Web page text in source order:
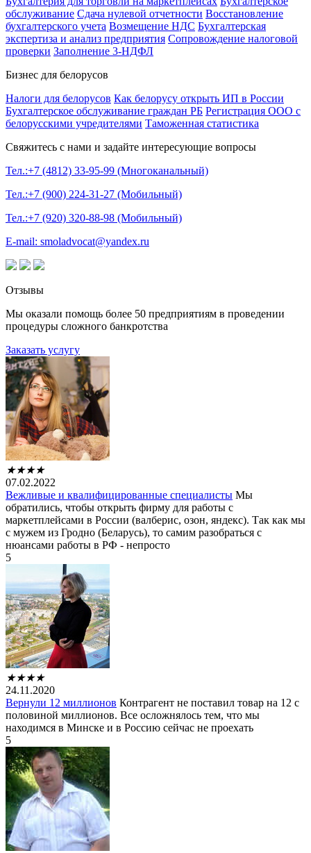
обслуживание Сдача нулевой отчетности Восстановление
бухгалтерского учета Возмещение НДС Бухгалтерская
экспертиза и анализ предприятия Сопровождение налоговой
проверки Заполнение 3-НДФЛ
Бизнес для белорусов
Налоги для белорусов Как белорусу открыть ИП в России
Бухгалтерское обслуживание граждан РБ Регистрация ООО с
белорусскими учредителями Таможенная статистика
Свяжитесь с нами и задайте интересующие вопросы
Тел.:+7 (4812) 33-95-99 (Многоканальный)
Тел.:+7 (900) 224-31-27 (Мобильный)
Тел.:+7 (920) 320-88-98 (Мобильный)
E-mail: smoladvocat@yandex.ru
Отзывы
Мы оказали помощь более 50 предприятиям в проведении
процедуры сложного банкротства
Заказать услугу
★★★★
07.02.2022
Вежливые и квалифицированные специалисты Мы
обратились, чтобы открыть фирму для работы с
маркетплейсами в России (валберис, озон, яндекс). Так как мы
с мужем из Гродно (Беларусь), то самим разобраться с
нюансами работы в РФ - непросто
5
★★★★
24.11.2020
Вернули 12 миллионов Контрагент не поставил товар на 12 с
половиной миллионов. Все осложнялось тем, что мы
находимся в Минске и в Россию сейчас не проехать
5